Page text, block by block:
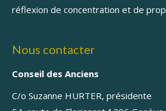
réflexion de concentration et de
Nous contacter
Conseil des Anciens
C/o Suzanne HURTER, présidente